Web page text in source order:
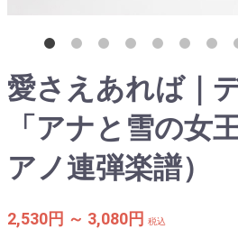
愛さえあれば｜
「アナと雪の女
アノ連弾楽譜）
2,530円 ～ 3,080円 税込